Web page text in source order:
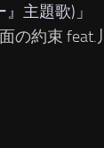
』主題歌) 」
の約束 feat.